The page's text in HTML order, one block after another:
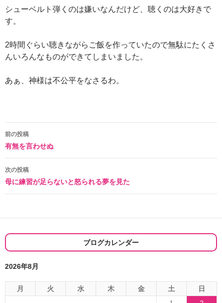
シューベルト弾くのは嫌いなんだけど、聴くのは大好きで
す。
2時間ぐらい聴きながらご飯を作っていたので無駄にたくさ
んいろんなものができてしまいました。
あぁ、神様は不公平をなさるわ。
投
稿
ナ
ビ
ー
シ
ョ
ン
前の投稿
有無を言わせぬ
次の投稿
母に練習が足らないと怒られる夢を見た
ブログカレンダー
2026年8月
月 火 水 木 金 土
日